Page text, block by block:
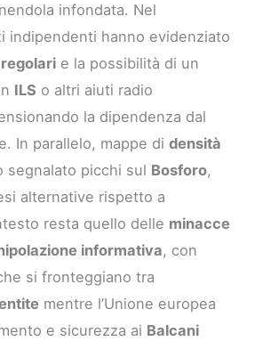
infondata. Nel
indipendenti hanno evidenziato
e la possibilità di un
ILS o altri aiuti radio
la dipendenza dal
In parallelo, mappe didensità
segnalato picchi sul Bosforo,
alternative rispetto a
resta quello delle minacce
informativa, con
si fronteggiano tra
mentre l’Unione europea
e sicurezza ai Balcani